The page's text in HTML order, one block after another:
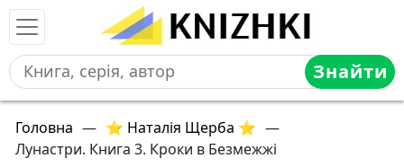
Знайти
Головна — ⭐ Наталія Щерба ⭐ —
Лунастри. Книга 3. Кроки в Безмежжі